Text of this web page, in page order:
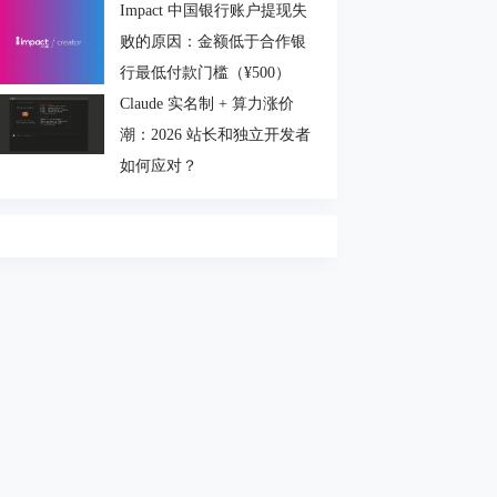
Impact 中国银行账户提现失
败的原因：金额低于合作银
行最低付款门槛（¥500）
Claude 实名制 + 算力涨价
潮：2026 站长和独立开发者
如何应对？